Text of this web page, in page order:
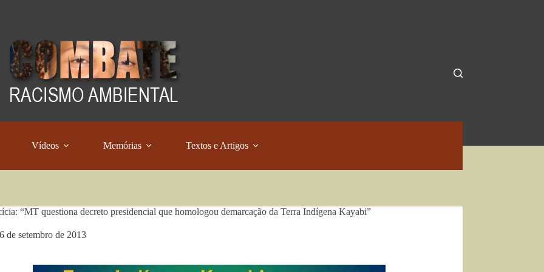
Vídeos Memórias Textos e Artigos
“MT questiona decreto presidencial que homologou demarcação da Terra Indígena Kayabi”
de setembro de 2013